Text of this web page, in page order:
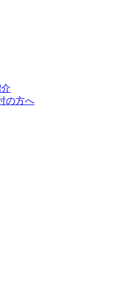
の方へ